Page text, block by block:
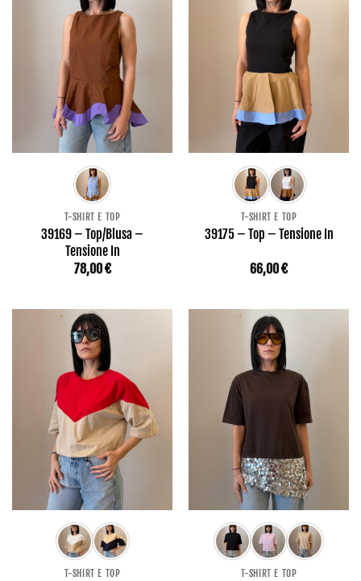
T-SHIRT E TOP
39169 – Top/Blusa –
Tensione In
78,00€
T-SHIRT E TOP
39175 – Top – Tensione In
66,00€
T-SHIRT E TOP T-SHIRT E TOP